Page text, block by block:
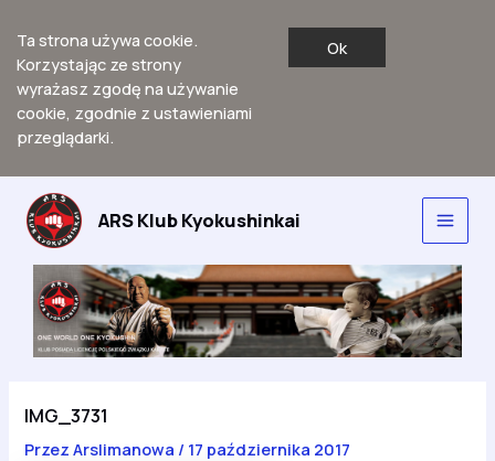
Ta strona używa cookie.
Korzystając ze strony
wyrażasz zgodę na używanie
cookie, zgodnie z ustawieniami
przeglądarki.
Ok
Przejdź
treści
ARS Klub Kyokushinkai
Main
IMG_3731
PrzezArslimanowa / 17 października 2017